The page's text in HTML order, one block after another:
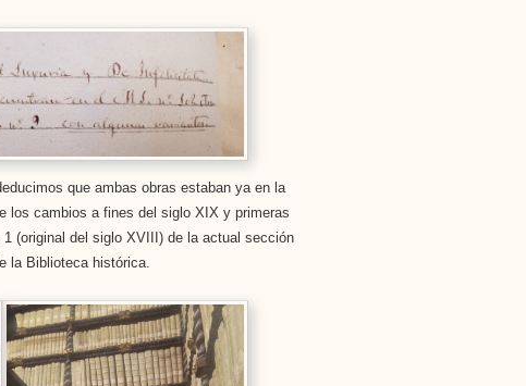
que ambas obras estaban ya en la
los cambios a fines del siglo XIX y primeras
(original del siglo XVIII) de la actual sección
la Biblioteca histórica.